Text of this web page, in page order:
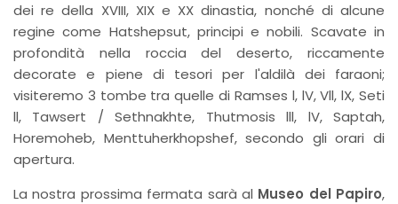
dei re della XVIII, XIX e XX dinastia, nonché di alcune
regine come Hatshepsut, principi e nobili. Scavate in
profondità nella roccia del deserto, riccamente
decorate e piene di tesori per l'aldilà dei faraoni;
visiteremo 3 tombe tra quelle di Ramses l, lV, Vll, lX, Seti
ll, Tawsert / Sethnakhte, Thutmosis lll, lV, Saptah,
Horemoheb, Menttuherkhopshef, secondo gli orari di
apertura.
La nostra prossima fermata sarà al Museo del Papiro,